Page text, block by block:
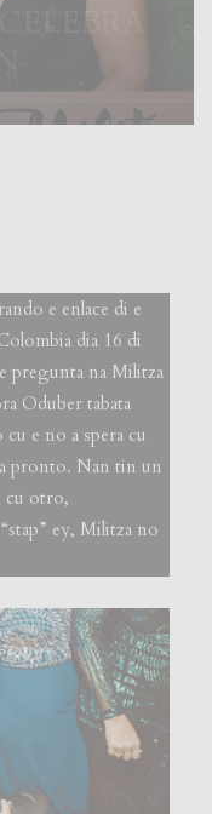
e enlace di e
dia 16 di
pregunta na Militza
Oduber tabata
e no a spera cu
pronto. Nan tin un
cu otro,
ey, Militza no